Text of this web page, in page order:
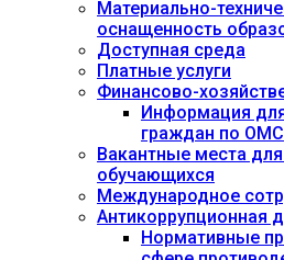
Материально-
оснащенность
Доступная среда
Платные услуги
Финансово-
Информация
граждан по ОМС
Вакантные места
обучающихся
Международное
Антикоррупционная
Нормативные